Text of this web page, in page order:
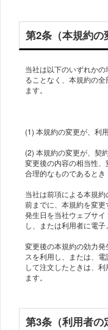
第2条（本規約の
当社は以下のいずれか
ることなく、本規約の
ます。
(1) 本規約の変更が、利
(2) 本規約の変更が、契
変更後の内容の相当性
合理的なものであるとき
当社は前項による本規
前までに、本規約を変
発生日を当社ウェブサ
し、または利用者に電子
変更後の本規約の効力
スを利用し、または、
して注文したときは、
ます。
第3条（利用者の